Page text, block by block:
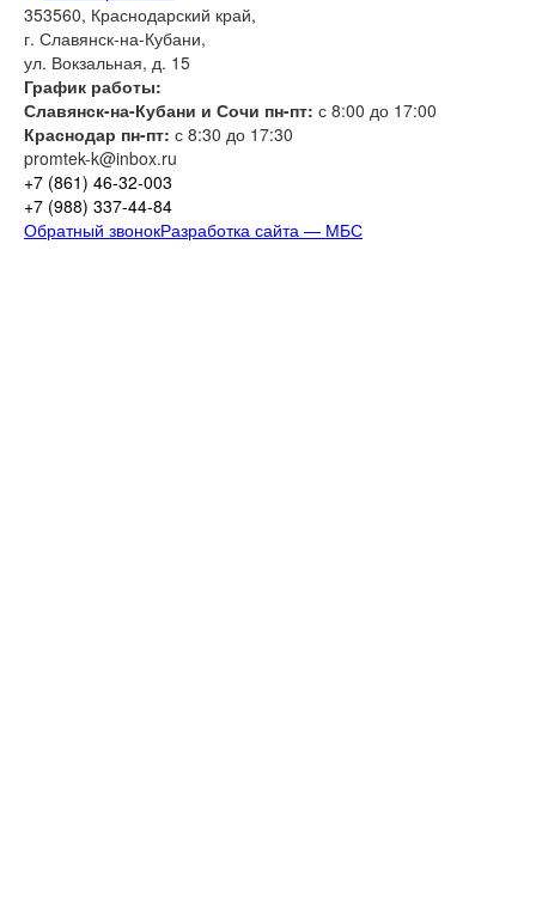
353560, Краснодарский край,
г. Славянск-на-Кубани,
ул. Вокзальная, д. 15
График работы:
Славянск-на-Кубани и Сочи пн-пт: с 8:00 до 17:00
Краснодар пн-пт: с 8:30 до 17:30
promtek-k@inbox.ru
+7 (861) 46-32-003
+7 (988) 337-44-84
Обратный звонокРазработка сайта — МБС